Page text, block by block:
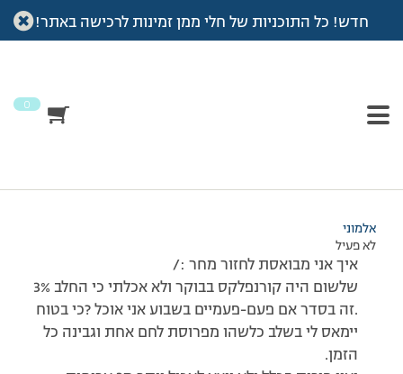
חדש! כל התוכניות של חלי ממן זמינות לרכישה באתר!
0
עמוד הבית >דיונים>פורום >איוש~
מוצגות 1 תגובות (מתוך 1 סה״כ)
אלמוני
לא פעיל
איך אני מבואסת לחזור מחר :/
שלשום היה קורנפלקס בבוקר ולא אכלתי כי החלב 3%
.זה בסדר אם פעם-פעמיים בשבוע אני אוכל ?כי בטוח
יימאס לי בשלב כלשהו מפרוסת לחם אחת וגבינה כל
הזמן.